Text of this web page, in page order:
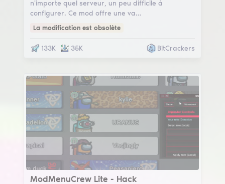
n'importe quel serveur, un peu difficile à
configurer. Ce mod offre une va…
La modification est obsolète
133K 35K BitCrackers
ModMenuCrew Lite
ModMenuCrew Lite - Hack